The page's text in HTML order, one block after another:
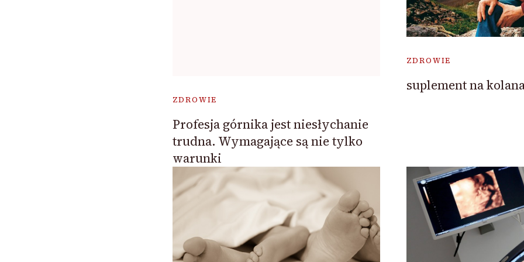
ZDROWIE
Profesja górnika jest niesłychanie
trudna. Wymagające są nie tylko
warunki
ZDROWIE
suplement na